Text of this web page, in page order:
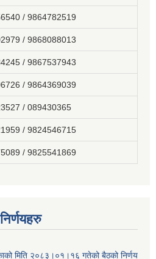
/ 9864782519
/ 9868088013
/ 9867537943
/ 9864369039
/ 089430365
/ 9824546715
/ 9825541869
मिति २०८३।०१।१६ गतेको बैठको निर्णय